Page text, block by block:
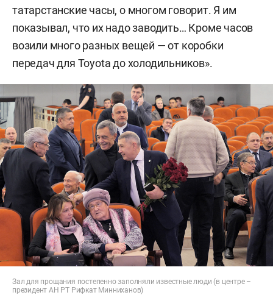
татарстанские часы, о многом говорит. Я им
показывал, что их надо заводить… Кроме часов
возили много разных вещей — от коробки
передач для Toyota до холодильников».
Зал для прощания постепенно заполняли известные люди (в центре –
президент АН РТ Рифкат Минниханов)